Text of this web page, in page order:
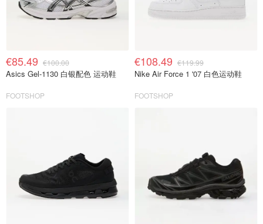
€85.49 €100.00
Asics Gel-1130 白银配色 运动鞋
FOOTSHOP
€108.49 €119.99
Nike Air Force 1 '07 白色运动鞋
FOOTSHOP